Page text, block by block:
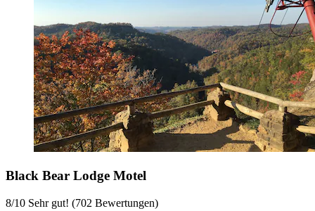
Black Bear Lodge Motel
8/10 Sehr gut! (702 Bewertungen)